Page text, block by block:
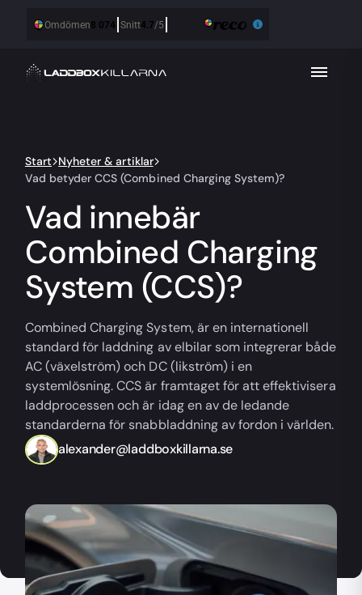
Start Nyheter & artiklar
Vad betyder CCS (Combined Charging System)?
Vad innebär
Combined Charging
System (CCS)?
Combined Charging System, är en internationell
standard för laddning av elbilar som integrerar både
AC (växelström) och DC (likström) i en
systemlösning. CCS är framtaget för att effektivisera
laddprocessen och är idag en av de ledande
standarderna för snabbladdning av fordon i världen.
alexander@laddboxkillarna.se